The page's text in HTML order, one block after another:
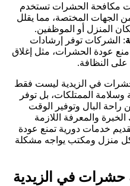
مكافحة الحشرات تستخدم
الجهات المختصة، مما يقلل
المنزل أو الموظفين.
: الشركات توفر إرشادات
منع عودة الحشرات، مثل إغلاق
النظافة.
في الزيدية ليست فقط
الممتلكات، بل توفر
راحة البال وتوفير الوقت
والمعرفة اللازمة
خدمات دورية تمنع عودة
منزل ومكتب يواجه مشكلة
في الزيدية